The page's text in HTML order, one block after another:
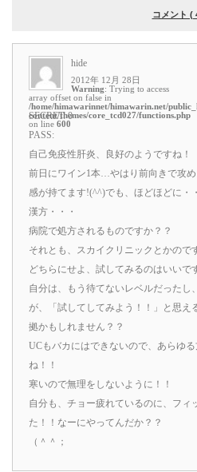
コメント (
hide
2012年 12月 28日
Warning: Trying to access
array offset on false in
/home/himawarinnet/himawarin.net/
content/themes/core_tcd027/functions.php
on line 600
SECRET: 0
PASS:
自己免疫性肝炎、良好のようですね！
前日にワイン1本…やはり前向きで攻
感が持てます!(^^)でも、ほどほどに・
漢方・・・
病院で処方されるものですか？？
それとも、スカイクリニックとかので
どちらにせよ、試してみるのはいいで
自分は、もう待てないレベルだったし
が、「試してしてみよう！！」と思え
拠かもしれません？？
UCもバカにはできないので、あらゆ
ね！！
寒いので無理をしないように！！
自分も、チョー疲れているのに、フィ
た！！なーにやってんだか？？
（＾＾；